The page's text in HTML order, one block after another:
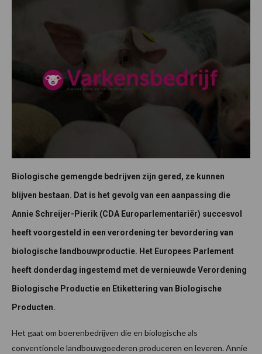
Biologische gemengde bedrijven zijn gered, ze kunnen
blijven bestaan. Dat is het gevolg van een aanpassing die
Annie Schreijer-Pierik (CDA Europarlementariër) succesvol
heeft voorgesteld in een verordening ter bevordering van
biologische landbouwproductie. Het Europees Parlement
heeft donderdag ingestemd met de vernieuwde Verordening
Biologische Productie en Etikettering van Biologische
Producten.
Het gaat om boerenbedrijven die en biologische als
conventionele landbouwgoederen produceren en leveren. Annie